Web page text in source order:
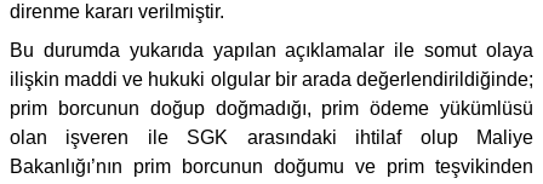
direnme kararı verilmiştir.
Bu durumda yukarıda yapılan açıklamalar ile somut olaya
ilişkin maddi ve hukuki olgular bir arada değerlendirildiğinde;
prim borcunun doğup doğmadığı, prim ödeme yükümlüsü
olan işveren ile SGK arasındaki ihtilaf olup Maliye
Bakanlığı’nın prim borcunun doğumu ve prim teşvikinden